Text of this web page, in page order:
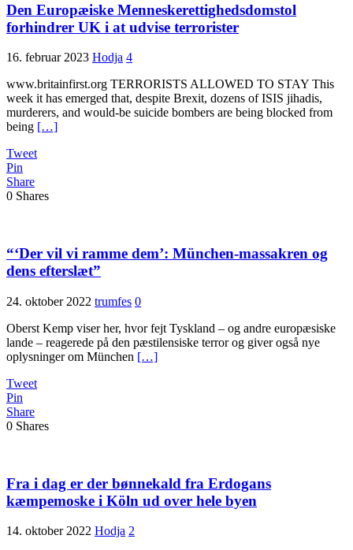
Den Europæiske Menneskerettighedsdomstol
forhindrer UK i at udvise terrorister
16. februar 2023 Hodja 4
www.britainfirst.org TERRORISTS ALLOWED TO STAY This
week it has emerged that, despite Brexit, dozens of ISIS jihadis,
murderers, and would-be suicide bombers are being blocked from
being […]
Tweet
Pin
Share
0 Shares
“‘Der vil vi ramme dem’: München-massakren og
dens efterslæt”
24. oktober 2022 trumfes 0
Oberst Kemp viser her, hvor fejt Tyskland – og andre europæsiske
lande – reagerede på den pæstilensiske terror og giver også nye
oplysninger om München […]
Tweet
Pin
Share
0 Shares
Fra i dag er der bønnekald fra Erdogans
kæmpemoske i Köln ud over hele byen
14. oktober 2022 Hodja 2